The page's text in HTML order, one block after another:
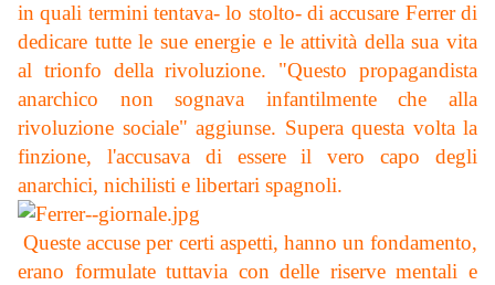
in quali termini tentava- lo stolto- di accusare Ferrer di
dedicare tutte le sue energie e le attività della sua vita
al trionfo della rivoluzione. "Questo propagandista
anarchico non sognava infantilmente che alla
rivoluzione sociale" aggiunse. Supera questa volta la
finzione, l'accusava di essere il vero capo degli
anarchici, nichilisti e libertari spagnoli.
Queste accuse per certi aspetti, hanno un fondamento,
erano formulate tuttavia con delle riserve mentali e